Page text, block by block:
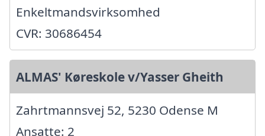
Enkeltmandsvirksomhed
CVR: 30686454
ALMAS' Køreskole v/Yasser Gheith
Zahrtmannsvej 52, 5230 Odense M
Ansatte: 2